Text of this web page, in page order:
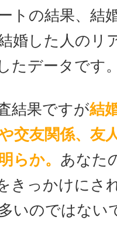
トの結果、結
婚した人のリ
たデータです。
結果ですが結
交友関係、友
らか。 あなた
きっかけにさ
いのではない